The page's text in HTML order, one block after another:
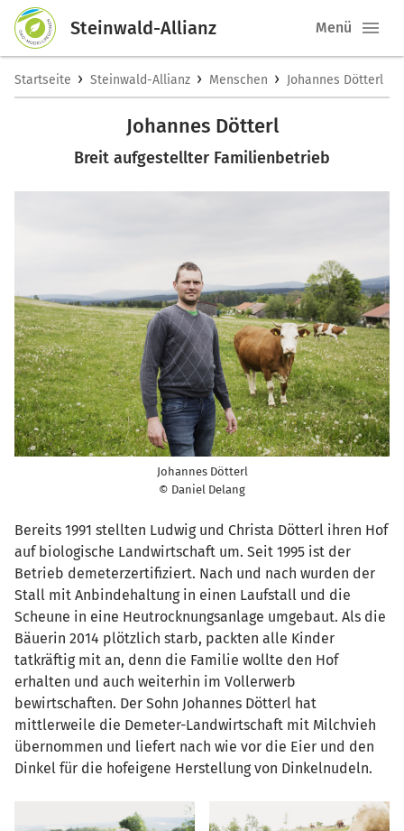
Steinwald-Allianz Menü
Startseite › Steinwald-Allianz › Menschen › Johannes Dötterl
Johannes Dötterl
Breit aufgestellter Familienbetrieb
Johannes Dötterl
© Daniel Delang
Bereits 1991 stellten Ludwig und Christa Dötterl ihren Hof
auf biologische Landwirtschaft um. Seit 1995 ist der
Betrieb demeterzertifiziert. Nach und nach wurden der
Stall mit Anbindehaltung in einen Laufstall und die
Scheune in eine Heutrocknungsanlage umgebaut. Als die
Bäuerin 2014 plötzlich starb, packten alle Kinder
tatkräftig mit an, denn die Familie wollte den Hof
erhalten und auch weiterhin im Vollerwerb
bewirtschaften. Der Sohn Johannes Dötterl hat
mittlerweile die Demeter-Landwirtschaft mit Milchvieh
übernommen und liefert nach wie vor die Eier und den
Dinkel für die hofeigene Herstellung von Dinkelnudeln.